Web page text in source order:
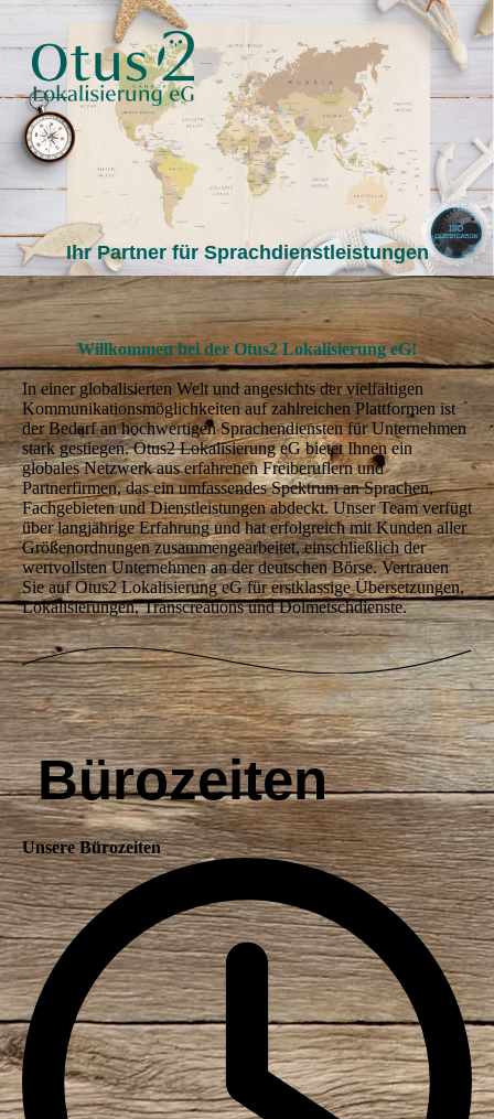
Ihr Partner für Sprachdienstleistungen
Willkommen bei der Otus2 Lokalisierung eG!
In einer globalisierten Welt und angesichts der vielfältigen
Kommunikationsmöglichkeiten auf zahlreichen Plattformen ist
der Bedarf an hochwertigen Sprachendiensten für Unternehmen
stark gestiegen. Otus2 Lokalisierung eG bietet Ihnen ein
globales Netzwerk aus erfahrenen Freiberuflern und
Partnerfirmen, das ein umfassendes Spektrum an Sprachen,
Fachgebieten und Dienstleistungen abdeckt. Unser Team verfügt
über langjährige Erfahrung und hat erfolgreich mit Kunden aller
Größenordnungen zusammengearbeitet, einschließlich der
wertvollsten Unternehmen an der deutschen Börse. Vertrauen
Sie auf Otus2 Lokalisierung eG für erstklassige Übersetzungen,
Lokalisierungen, Transcreations und Dolmetschdienste.
Bürozeiten
Unsere Bürozeiten